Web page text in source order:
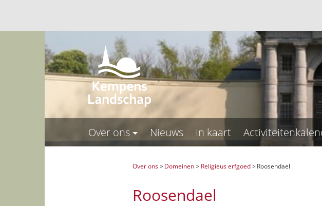
Over ons Nieuws In kaart
Over ons>Domeinen> Religieus erfgoed>Roosendael
Roosendael